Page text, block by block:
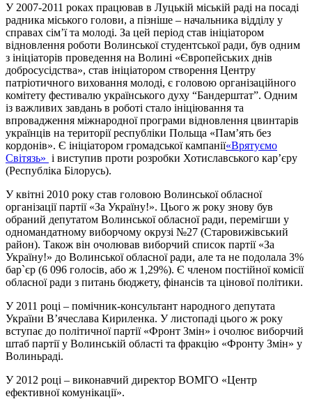
У 2007-2011 роках працював в Луцькій міській раді на посаді
радника міського голови, а пізніше – начальника відділу у
справах сім’ї та молоді. За цей період став ініціатором
відновлення роботи Волинської студентської ради, був одним
з ініціаторів проведення на Волині «Європейських днів
добросусідства», став ініціатором створення Центру
патріотичного виховання молоді, є головою організаційного
комітету фестивалю українського духу “Бандерштат”. Одним
із важливих завдань в роботі стало ініціювання та
впровадження міжнародної програми відновлення цвинтарів
українців на території республіки Польща «Пам’ять без
кордонів». Є ініціатором громадської кампанії«Врятуємо
Світязь» і виступив проти розробки Хотиславського кар’єру
(Республіка Білорусь).
У квітні 2010 року став головою Волинської обласної
організації партії «За Україну!». Цього ж року знову був
обраний депутатом Волинської обласної ради, перемігши у
одномандатному виборчому окрузі №27 (Старовижівський
район). Також він очолював виборчий список партії «За
Україну!» до Волинської обласної ради, але та не подолала 3%
бар`єр (6 096 голосів, або ж 1,29%). Є членом постійної комісії
обласної ради з питань бюджету, фінансів та цінової політики.
У 2011 році – помічник-консультант народного депутата
України В’ячеслава Кириленка. У листопаді цього ж року
вступає до політичної партії «Фронт Змін» і очолює виборчий
штаб партії у Волинській області та фракцію «Фронту Змін» у
Волиньраді.
У 2012 році – виконавчий директор ВОМГО «Центр
ефективної комунікації».